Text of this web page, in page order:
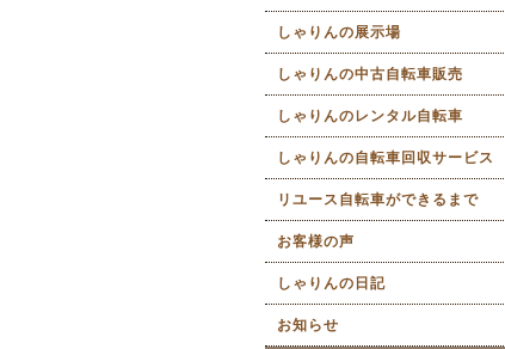
しゃりんの展示場
しゃりんの中古自転車販売
しゃりんのレンタル自転車
しゃりんの自転車回収サービス
リユース自転車ができるまで
お客様の声
しゃりんの日記
お知らせ